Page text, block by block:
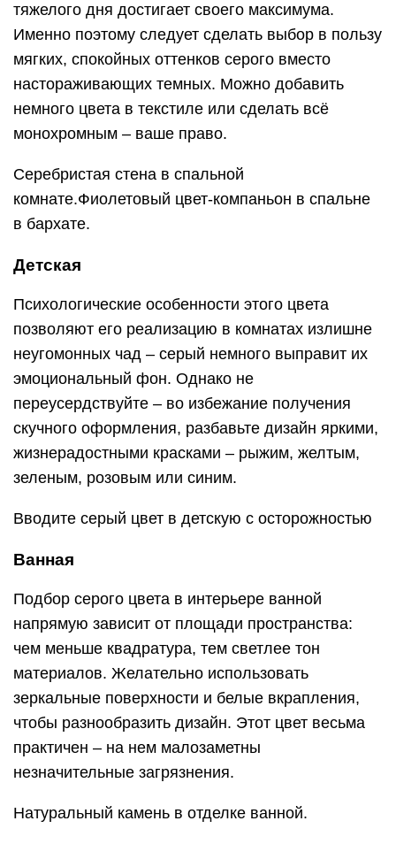
тяжелого дня достигает своего максимума.
Именно поэтому следует сделать выбор в пользу
мягких, спокойных оттенков серого вместо
настораживающих темных. Можно добавить
немного цвета в текстиле или сделать всё
монохромным – ваше право.
Серебристая стена в спальной
комнате.Фиолетовый цвет-компаньон в спальне
в бархате.
Детская
Психологические особенности этого цвета
позволяют его реализацию в комнатах излишне
неугомонных чад – серый немного выправит их
эмоциональный фон. Однако не
переусердствуйте – во избежание получения
скучного оформления, разбавьте дизайн яркими,
жизнерадостными красками – рыжим, желтым,
зеленым, розовым или синим.
Вводите серый цвет в детскую с осторожностью
Ванная
Подбор серого цвета в интерьере ванной
напрямую зависит от площади пространства:
чем меньше квадратура, тем светлее тон
материалов. Желательно использовать
зеркальные поверхности и белые вкрапления,
чтобы разнообразить дизайн. Этот цвет весьма
практичен – на нем малозаметны
незначительные загрязнения.
Натуральный камень в отделке ванной.